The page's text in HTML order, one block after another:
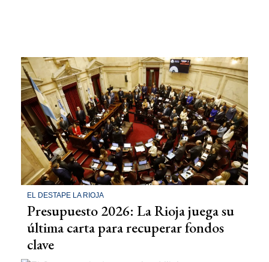
EL DESTAPE LA RIOJA
Presupuesto 2026: La Rioja juega su
última carta para recuperar fondos
clave